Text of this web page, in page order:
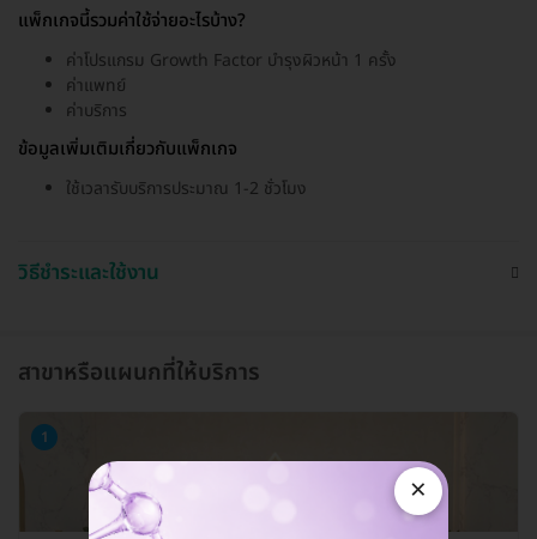
แพ็กเกจนี้รวมค่าใช้จ่ายอะไรบ้าง?
ค่าโปรแกรม Growth Factor บำรุงผิวหน้า 1 ครั้ง
ค่าแพทย์
ค่าบริการ
ข้อมูลเพิ่มเติมเกี่ยวกับแพ็กเกจ
ใช้เวลารับบริการประมาณ 1-2 ชั่วโมง
วิธีชำระและใช้งาน
สาขาหรือแผนกที่ให้บริการ
1
×